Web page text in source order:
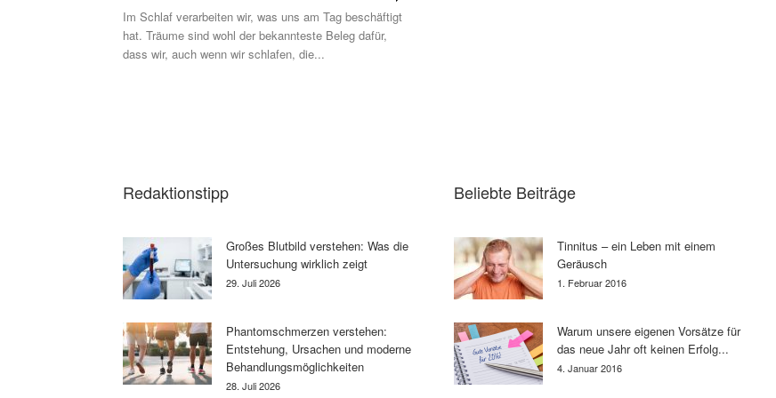
Im Schlaf verarbeiten wir, was uns am Tag beschäftigt
hat. Träume sind wohl der bekannteste Beleg dafür,
dass wir, auch wenn wir schlafen, die...
Redaktionstipp
Großes Blutbild verstehen: Was die
Untersuchung wirklich zeigt
29. Juli 2026
Phantomschmerzen verstehen:
Entstehung, Ursachen und moderne
Behandlungsmöglichkeiten
28. Juli 2026
Beliebte Beiträge
Tinnitus – ein Leben mit einem
Geräusch
1. Februar 2016
Warum unsere eigenen Vorsätze für
das neue Jahr oft keinen Erfolg...
4. Januar 2016